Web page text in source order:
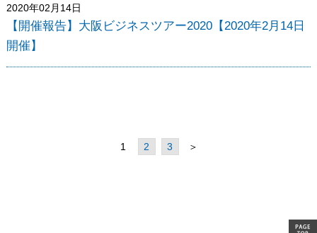
2020年02月14日
【開催報告】大阪ビジネスツアー2020【2020年2月14日
開催】
1 2 3 ＞